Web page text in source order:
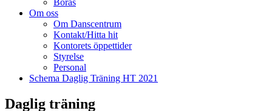
Om oss
Om Danscentrum
Kontakt/Hitta hit
Kontorets öppettider
Styrelse
Personal
Schema Daglig Träning HT 2021
Daglig träning